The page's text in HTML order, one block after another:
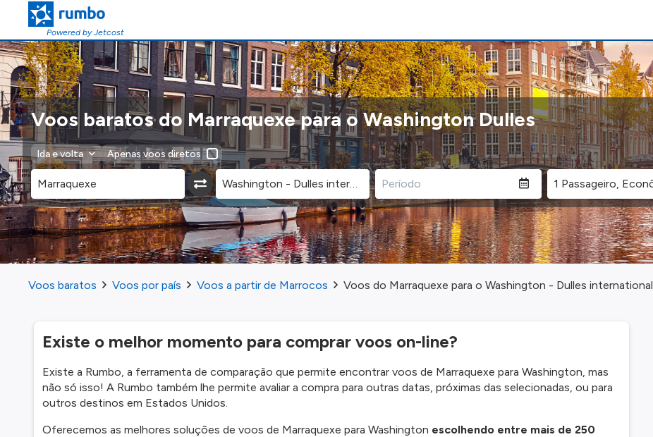
Powered by Jetcost
Voos baratos do Marraquexe para o Washington Dulles
Ida e volta Apenas voos diretos
Voos baratos Voos por país Voos a partir de Marrocos Voos do Marraquexe para o Washington - Dulles international
Existe o melhor momento para comprar voos on-line?
Existe a Rumbo, a ferramenta de comparação que permite encontrar voos de Marraquexe para Washington, mas
não só isso! A Rumbo também lhe permite avaliar a compra para outras datas, próximas das selecionadas, ou para
outros destinos em Estados Unidos.
Oferecemos as melhores soluções de voos de Marraquexe para Washington escolhendo entre mais de 250